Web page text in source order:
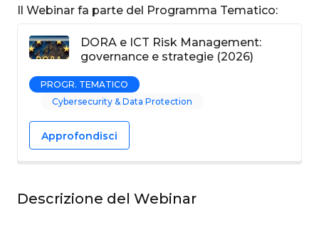
Il Webinar fa parte del Programma Tematico:
DORA e ICT Risk Management:
governance e strategie (2026)
PROGR. TEMATICO
Cybersecurity & Data Protection
Approfondisci
Descrizione del Webinar